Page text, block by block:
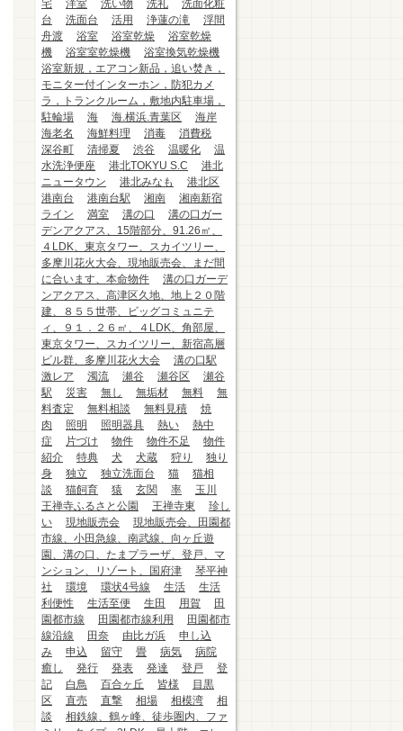
宅
洋室 洗い物 洗礼
洗面化粧
台
洗面台 活用 浄蓮の滝
浮間
舟渡
浴室 浴室乾燥
浴室乾燥
機
浴室室乾燥機
浴室換気乾燥機
浴室新規，エアコン新品，追い焚き，
モニター付インターホン，防犯カメ
ラ，トランクルーム，敷地内駐車場，
駐輪場
海 海.横浜.青葉区
海岸
海老名
海鮮料理 消毒
消費税
深谷町
清掃夏 渋谷 温暖化
温
水洗浄便座
港北TOKYU S.C
港北
ニュータウン
港北みなも
港北区
港南台
港南台駅 湘南
湘南新宿
ライン
満室 溝の口
溝の口ガー
デンアクアス、15階部分、91.26㎡、
４LDK、東京タワー、スカイツリー、
多摩川花火大会、現地販売会、まだ間
に合います、本命物件
溝の口ガーデ
ンアクアス、高津区久地、地上２０階
建、８５５世帯、ビッグコミュニテ
ィ、９１．２６㎡、４LDK、角部屋、
東京タワー、スカイツリー、新宿高層
ビル群、多摩川花火大会
溝の口駅
激レア
濁流 瀬谷 瀬谷区
瀬谷
駅
災害 無し 無垢材 無料
無
料査定
無料相談 無料見積
焼
肉
照明 照明器具 熱い
熱中
症
片づけ 物件 物件不足
物件
紹介
特典 犬 犬蔵 狩り
独り
身
独立 独立洗面台 猫
猫相
談
猫飼育 猿 玄関 率
玉川
王禅寺ふるさと公園
王禅寺東
珍し
い
現地販売会
現地販売会、田園都
市線、小田急線、南武線、向ヶ丘遊
園、溝の口、たまプラーザ、登戸、マ
ンション、リゾート、国府津
琴平神
社
環境 環状4号線 生活
生活
利便性
生活至便 生田 用賀
田
園都市線
田園都市線利用
田園都市
線沿線
田奈 由比ガ浜
申し込
み
申込 留守 畳 病気
病院
癒し
発行 発表 発達 登戸
登
記
白鳥 百合ヶ丘 皆様
目黒
区
直売 直撃 相場 相模湾
相
談
相鉄線、鶴ヶ峰、徒歩圏内、ファ